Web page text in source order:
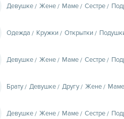
Девушке Жене Маме Сестре
Одежда Кружки Открытки
Девушке Жене Маме Сестре
Брату Девушке Другу Жене Маме
Девушке Жене Маме Сестре